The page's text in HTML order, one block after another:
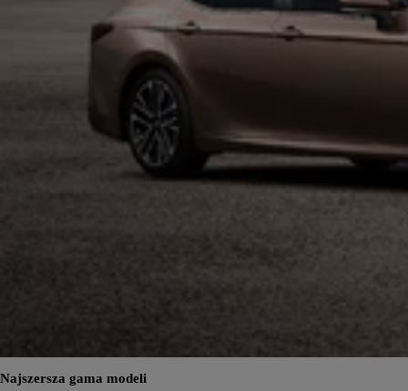
Najszersza gama modeli